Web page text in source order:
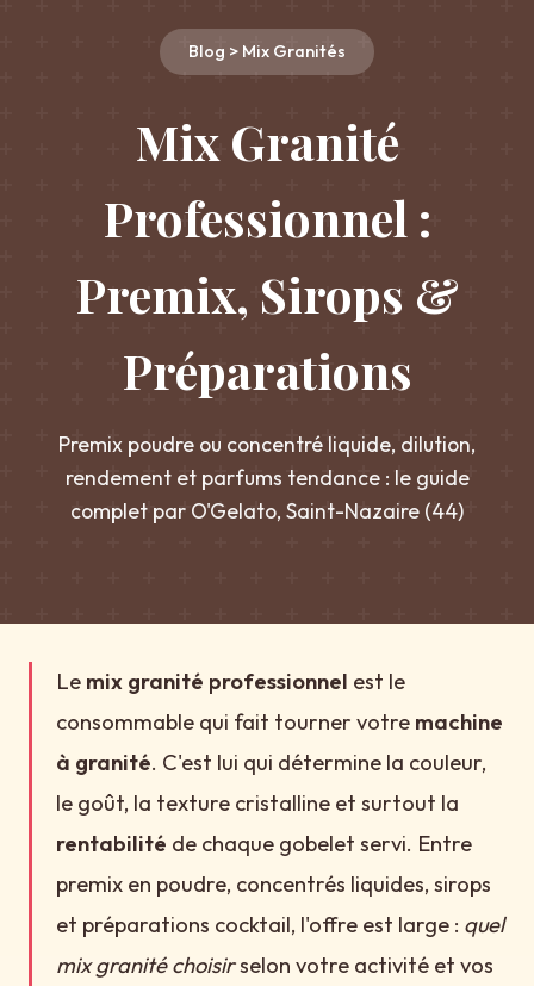
Blog > Mix Granités
Mix Granité
Professionnel :
Premix, Sirops &
Préparations
Premix poudre ou concentré liquide, dilution,
rendement et parfums tendance : le guide
complet par O'Gelato, Saint-Nazaire (44)
Le mix granité professionnel est le
consommable qui fait tourner votre machine
à granité. C'est lui qui détermine la couleur,
le goût, la texture cristalline et surtout la
rentabilité de chaque gobelet servi. Entre
premix en poudre, concentrés liquides, sirops
et préparations cocktail, l'offre est large : quel
mix granité choisirselon votre activité et vos